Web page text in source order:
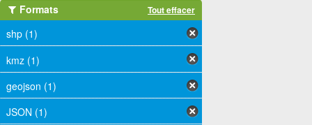
Formats Tout effacer
shp (1)
kmz (1)
geojson (1)
JSON (1)